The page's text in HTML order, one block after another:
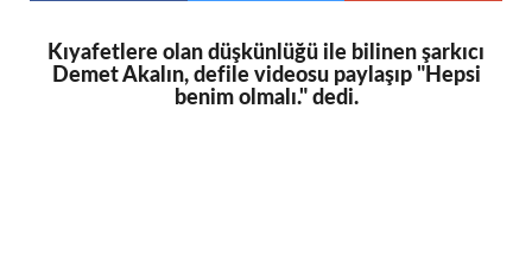
Kıyafetlere olan düşkünlüğü ile bilinen şarkıcı
Demet Akalın, defile videosu paylaşıp "Hepsi
benim olmalı." dedi.